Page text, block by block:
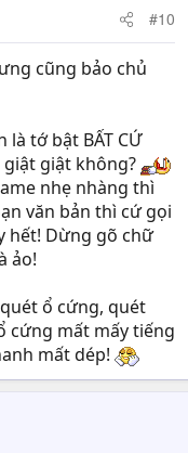
#10
cũng bảo chủ
là tớ bật BẤT CỨ
giật giật không?
nhẹ nhàng thì
văn bản thì cứ gọi
hết! Dừng gõ chữ
ảo!
ổ cứng, quét
cứng mất mấy tiếng
mất dép!